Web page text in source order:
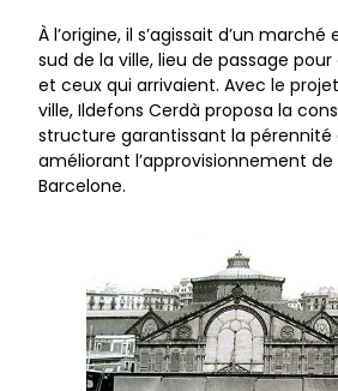
À l’origine, il s’agissait d’un
sud de la ville, lieu de passage
et ceux qui arrivaient. Avec le
ville, Ildefons Cerdà proposa la
structure garantissant la
améliorant l’approvisionnement
Barcelone.